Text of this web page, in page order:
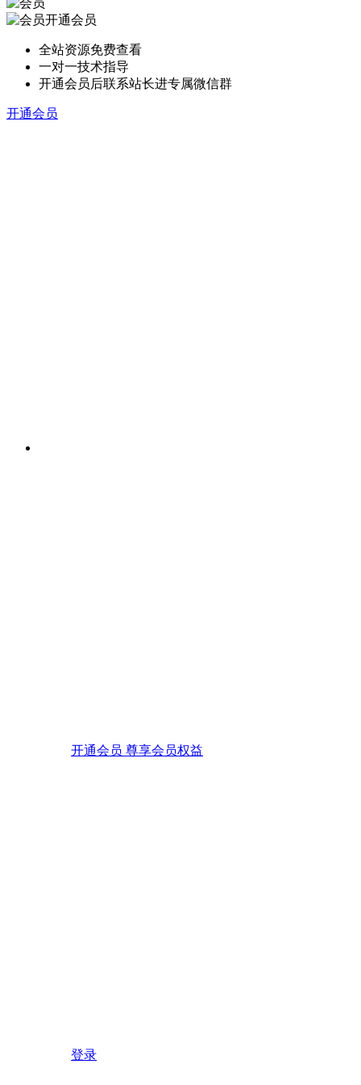
开通会员
全站资源免费查看
一对一技术指导
开通会员后联系站长进专属微信群
开通会员
开通会员 尊享会员权益
登录